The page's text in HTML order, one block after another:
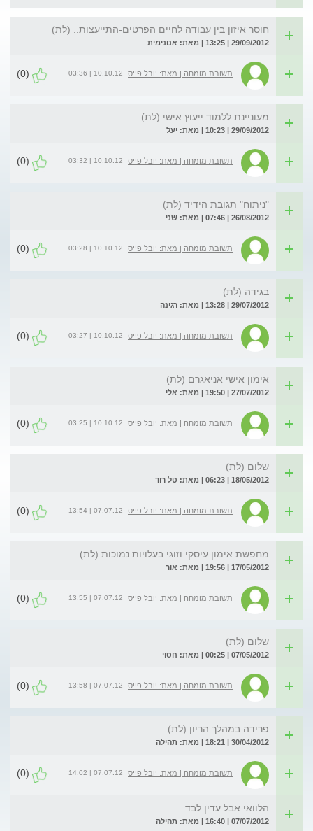
חוסר איזון בין עבודה לחיים הפרטים-התייעצות.. (לת)
29/09/2012 | 13:25 | מאת: אנונימית
תשובת מומחה | מאת: יובל פייס 10.10.12 | 03:36
(0)
מעוניינת ללמוד ייעוץ אישי (לת)
29/09/2012 | 10:23 | מאת: יעל
תשובת מומחה | מאת: יובל פייס 10.10.12 | 03:32
(0)
"ניתוח" תגובת הידיד (לת)
26/08/2012 | 07:46 | מאת: שני
תשובת מומחה | מאת: יובל פייס 10.10.12 | 03:28
(0)
בגידה (לת)
29/07/2012 | 13:28 | מאת: רגינה
תשובת מומחה | מאת: יובל פייס 10.10.12 | 03:27
(0)
אימון אישי אניאגרם (לת)
27/07/2012 | 19:50 | מאת: אלי
תשובת מומחה | מאת: יובל פייס 10.10.12 | 03:25
(0)
שלום (לת)
18/05/2012 | 06:23 | מאת: טל רוד
תשובת מומחה | מאת: יובל פייס 07.07.12 | 13:54
(0)
מחפשת אימון עיסקי וזוגי בעלויות נמוכות (לת)
17/05/2012 | 19:56 | מאת: אור
תשובת מומחה | מאת: יובל פייס 07.07.12 | 13:55
(0)
שלום (לת)
07/05/2012 | 00:25 | מאת: חסוי
תשובת מומחה | מאת: יובל פייס 07.07.12 | 13:58
(0)
פרידה במהלך הריון (לת)
30/04/2012 | 18:21 | מאת: תהילה
תשובת מומחה | מאת: יובל פייס 07.07.12 | 14:02
(0)
הלוואי אבל עדין לבד
07/07/2012 | 16:40 | מאת: תהילה